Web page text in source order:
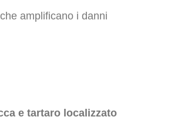
amplificano i danni
e tartaro localizzato